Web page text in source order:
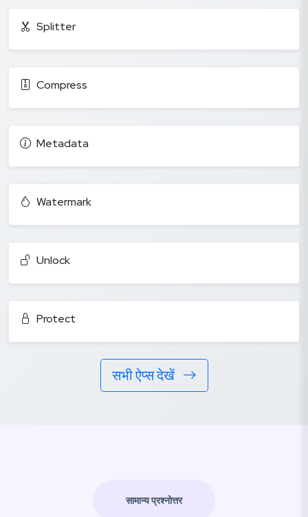
Splitter
Compress
Metadata
Watermark
Unlock
Protect
सभी ऐप्स देखें
सामान्य प्रश्नोत्तर